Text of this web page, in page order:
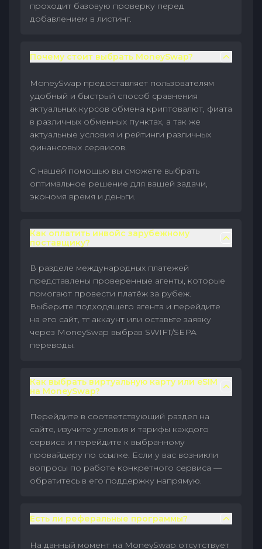
проходит базовую проверку перед
добавлением в листинг.
Почему стоит выбрать MoneySwap?
MoneySwap предоставляет пользователям
удобный и быстрый способ сравнения
актуальных курсов обмена криптовалют, фиата
в различных обменных пунктах, а так же
актуальные условия и рейтинги различных
финансовых сервисов.
С нашей помощью вы сможете выбрать
оптимальное решение для вашей задачи,
экономя время и деньги.
Как оплатить инвойс зарубежному
поставщику?
В разделе международных платежей
представлены проверенные агенты, которые
помогают провести платёж за рубеж.
Выберите подходящего агента и перейдите
на его сайт, тг аккаунт или оставьте заявку
через MoneySwap выбрав SWIFT/SEPA
переводы.
Как выбрать виртуальную карту или eSIM
на MoneySwap?
Перейдите в соответствующий раздел на
сайте, изучите условия и тарифы каждого
сервиса и перейдите к выбранному
провайдеру по ссылке. Если у вас возникли
вопросы по работе конкретного сервиса —
обратитесь в его поддержку напрямую.
Есть ли реферальные программы?
На данный момент на MoneySwap отсутствует